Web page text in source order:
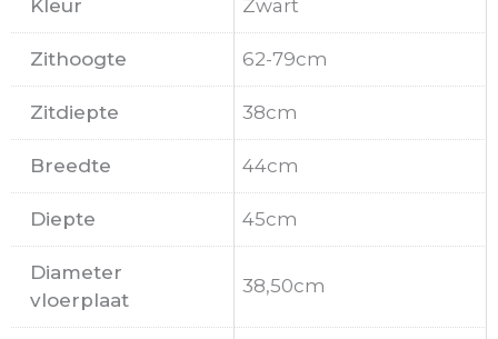
Kleur Zwart
Zithoogte 62-79cm
Zitdiepte 38cm
Breedte 44cm
Diepte 45cm
Diameter
vloerplaat
38,50cm